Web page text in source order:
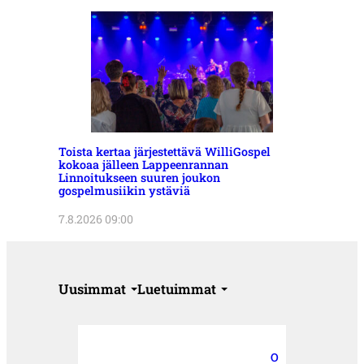
Toista kertaa järjestettävä WilliGospel
kokoaa jälleen Lappeenrannan
Linnoitukseen suuren joukon
gospelmusiikin ystäviä
7.8.2026 09:00
Uusimmat Luetuimmat
O